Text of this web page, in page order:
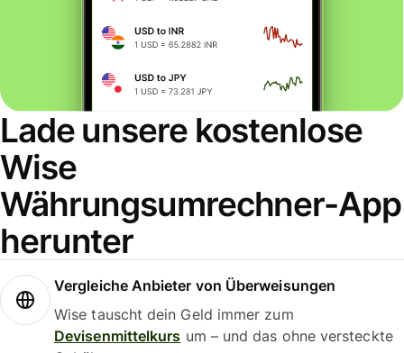
Lade unsere kostenlose
Wise
Währungsumrechner-App
herunter
Vergleiche Anbieter von Überweisungen
Wise tauscht dein Geld immer zum
Devisenmittelkurs um – und das ohne versteckte